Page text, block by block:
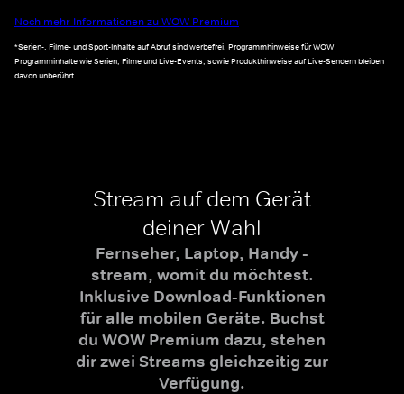
Noch mehr Informationen zu WOW Premium
*Serien-, Filme- und Sport-Inhalte auf Abruf sind werbefrei. Programmhinweise für WOW
Programminhalte wie Serien, Filme und Live-Events, sowie Produkthinweise auf Live-Sendern bleiben
davon unberührt.
Stream auf dem Gerät
deiner Wahl
Fernseher, Laptop, Handy -
stream, womit du möchtest.
Inklusive Download-Funktionen
für alle mobilen Geräte. Buchst
du WOW Premium dazu, stehen
dir zwei Streams gleichzeitig zur
Verfügung.